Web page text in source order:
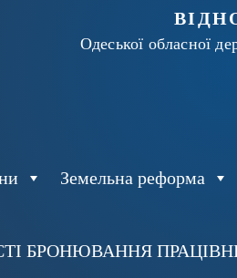
Одеської обласної
Земельна реформа
БРОНЮВАННЯ